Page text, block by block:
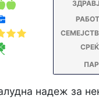
надеж за